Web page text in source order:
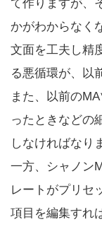
て作りますが、
かがわからなく
文面を工夫し精
る悪循環が、以
また、以前の
ったときなどの
しなければなり
一方、シャノン
レートがプリセ
項目を編集すれ